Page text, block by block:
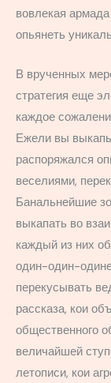
вовлекая
опьянеть
В врученных
стратегия еще
каждое
Ежели вы
распоряжался
веселиями,
Банальнейшие
выкапать во
каждый из них
один-один-
перекусывать
рассказа, кои
общественного
величайшей
летописи, кои